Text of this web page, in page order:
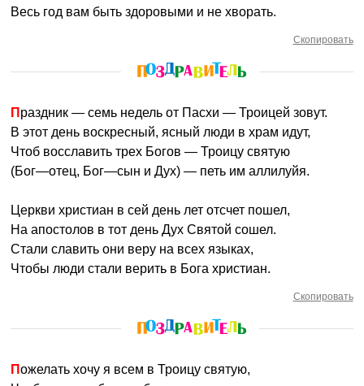
Весь год вам быть здоровыми и не хворать.
Скопировать
Праздник — семь недель от Пасхи — Троицей зовут.
В этот день воскресный, ясный люди в храм идут,
Чтоб восславить трех Богов — Троицу святую
(Бог—отец, Бог—сын и Дух) — петь им аллилуйя.
Церкви христиан в сей день лет отсчет пошел,
На апостолов в тот день Дух Святой сошел.
Стали славить они веру на всех языках,
Чтобы люди стали верить в Бога христиан.
Скопировать
Пожелать хочу я всем в Троицу святую,